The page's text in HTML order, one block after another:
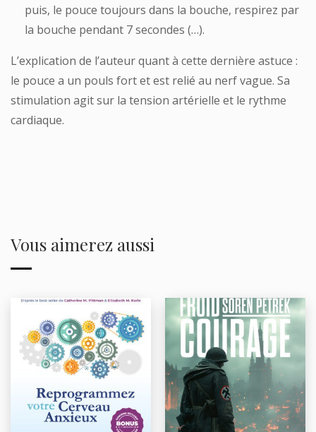
puis, le pouce toujours dans la bouche, respirez par
la bouche pendant 7 secondes (…).
L’explication de l’auteur quant à cette dernière astuce :
le pouce a un pouls fort et est relié au nerf vague. Sa
stimulation agit sur la tension artérielle et le rythme
cardiaque.
Vous aimerez aussi